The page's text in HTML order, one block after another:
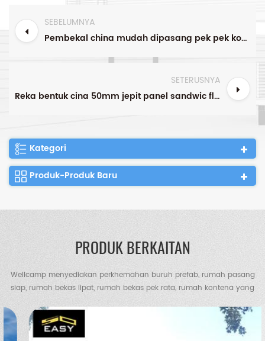
SEBELUMNYA
Pembekal china mudah dipasang pek pek kontena rumah kontena yang hidup
SETERUSNYA
Reka bentuk cina 50mm jepit panel sandwic flat pack container house
Kategori
Produk-Produk Baru
PRODUK BERKAITAN
Wellcamp menyediakan perkhemahan buruh prefab, rumah pasang
siap, rumah bekas lipat, rumah bekas pek rata, rumah kontena yang
diperluas, vila kontena, vila keluli, gudang struktur keluli, gudang
ayam, tandas mudah alih, rumah pengawal dll.